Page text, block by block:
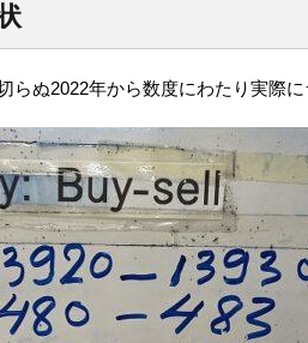
らぬ2022年から数度にわたり実際に